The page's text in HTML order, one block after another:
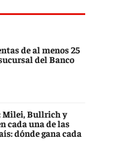
de al menos 25
del Banco
Milei, Bullrich y
cada una de las
dónde gana cada